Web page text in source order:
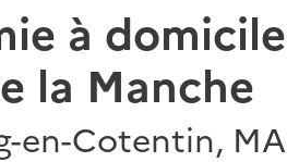
à
la Manche
en-Cotentin,